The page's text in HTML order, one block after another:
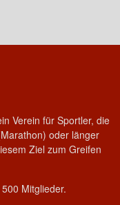
Verein für Sportler, die
oder länger
Ziel zum Greifen
Mitglieder.